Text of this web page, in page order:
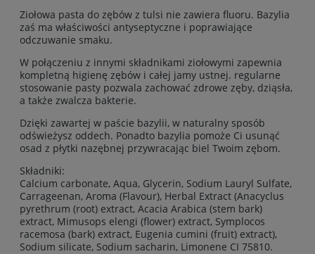
Ziołowa pasta do zębów z tulsi nie zawiera fluoru. Bazylia
zaś ma właściwości antyseptyczne i poprawiające
odczuwanie smaku.
W połączeniu z innymi składnikami ziołowymi zapewnia
kompletną higienę zębów i całej jamy ustnej. regularne
stosowanie pasty pozwala zachować zdrowe zęby, dziąsła,
a także zwalcza bakterie.
Dzięki zawartej w paście bazylii, w naturalny sposób
odświeżysz oddech. Ponadto bazylia pomoże Ci usunąć
osad z płytki nazębnej przywracając biel Twoim zębom.
Składniki:
Calcium carbonate, Aqua, Glycerin, Sodium Lauryl Sulfate,
Carrageenan, Aroma (Flavour), Herbal Extract (Anacyclus
pyrethrum (root) extract, Acacia Arabica (stem bark)
extract, Mimusops elengi (flower) extract, Symplocos
racemosa (bark) extract, Eugenia cumini (fruit) extract),
Sodium silicate, Sodium sacharin, Limonene CI 75810.